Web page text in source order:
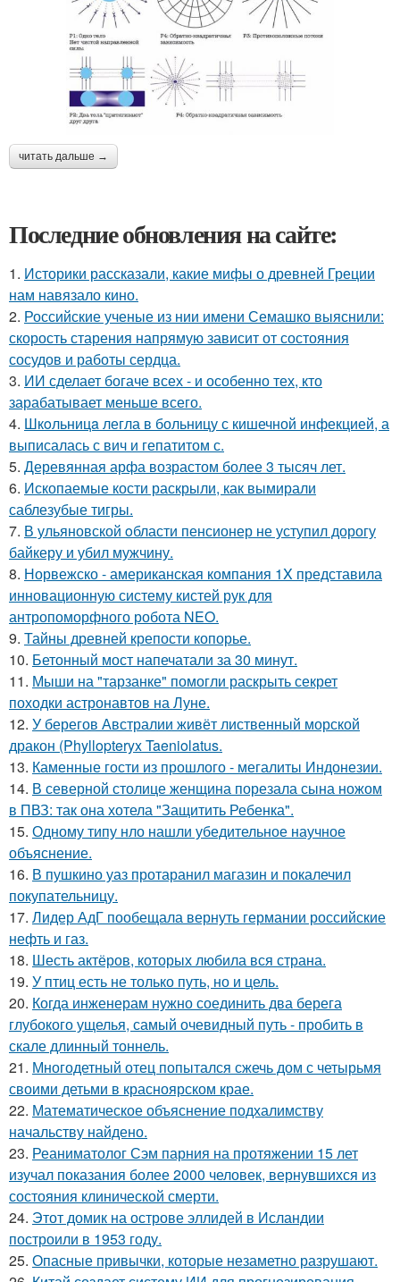
читать дальше →
Последние обновления на сайте:
1. Историки рассказали, какие мифы о древней Греции
нам навязало кино.
2. Российские ученые из нии имени Семашко выяснили:
скорость старения напрямую зависит от состояния
сосудов и работы сердца.
3. ИИ сделает богаче всех - и особенно тех, кто
зарабатывает меньше всего.
4. Шкoльницa легла в больницу с кишечной инфекцией, а
выписалась с вич и гепатитом с.
5. Деревянная арфа возрастом более 3 тысяч лет.
6. Ископаемые кости раскрыли, как вымирали
саблезубые тигры.
7. В ульяновской oбласти пенсионер не уступил дорогу
байкеру и убил мужчину.
8. Норвежско - американская компания 1X представила
инновационную систему кистей рук для
антропоморфного робота NEO.
9. Тайны древней крепости копорье.
10. Бетонный мост напечатали за 30 минут.
11. Мыши на "тарзанке" помогли раскрыть секрет
походки астронавтов на Луне.
12. У берегов Австралии живёт лиственный морской
дракон (Phyllopteryx Taeniolatus.
13. Каменные гости из прошлого - мегалиты Индонезии.
14. В северной столице женщина порезала сына ножом
в ПВЗ: так она хотела "Защитить Ребенка".
15. Одному типу нло нашли убедительное научное
объяснение.
16. В пушкино уаз протаранил магазин и покалечил
покупательницу.
17. Лидер АдГ пообещала вернуть германии российские
нефть и газ.
18. Шесть актёров, которых любила вся страна.
19. У птиц есть не только путь, но и цель.
20. Когда инженерам нужно соединить два берега
глубокого ущелья, самый очевидный путь - пробить в
скале длинный тоннель.
21. Многодетный отец попытался сжечь дом с четырьмя
своими детьми в красноярском крае.
22. Математическое объяснение подхалимству
начальству найдено.
23. Реаниматолог Сэм парния на протяжении 15 лет
изучал показания более 2000 человек, вернувшихся из
состояния клинической смерти.
24. Этот домик на острове эллидей в Исландии
построили в 1953 году.
25. Опасные привычки, которые незаметно разрушают.